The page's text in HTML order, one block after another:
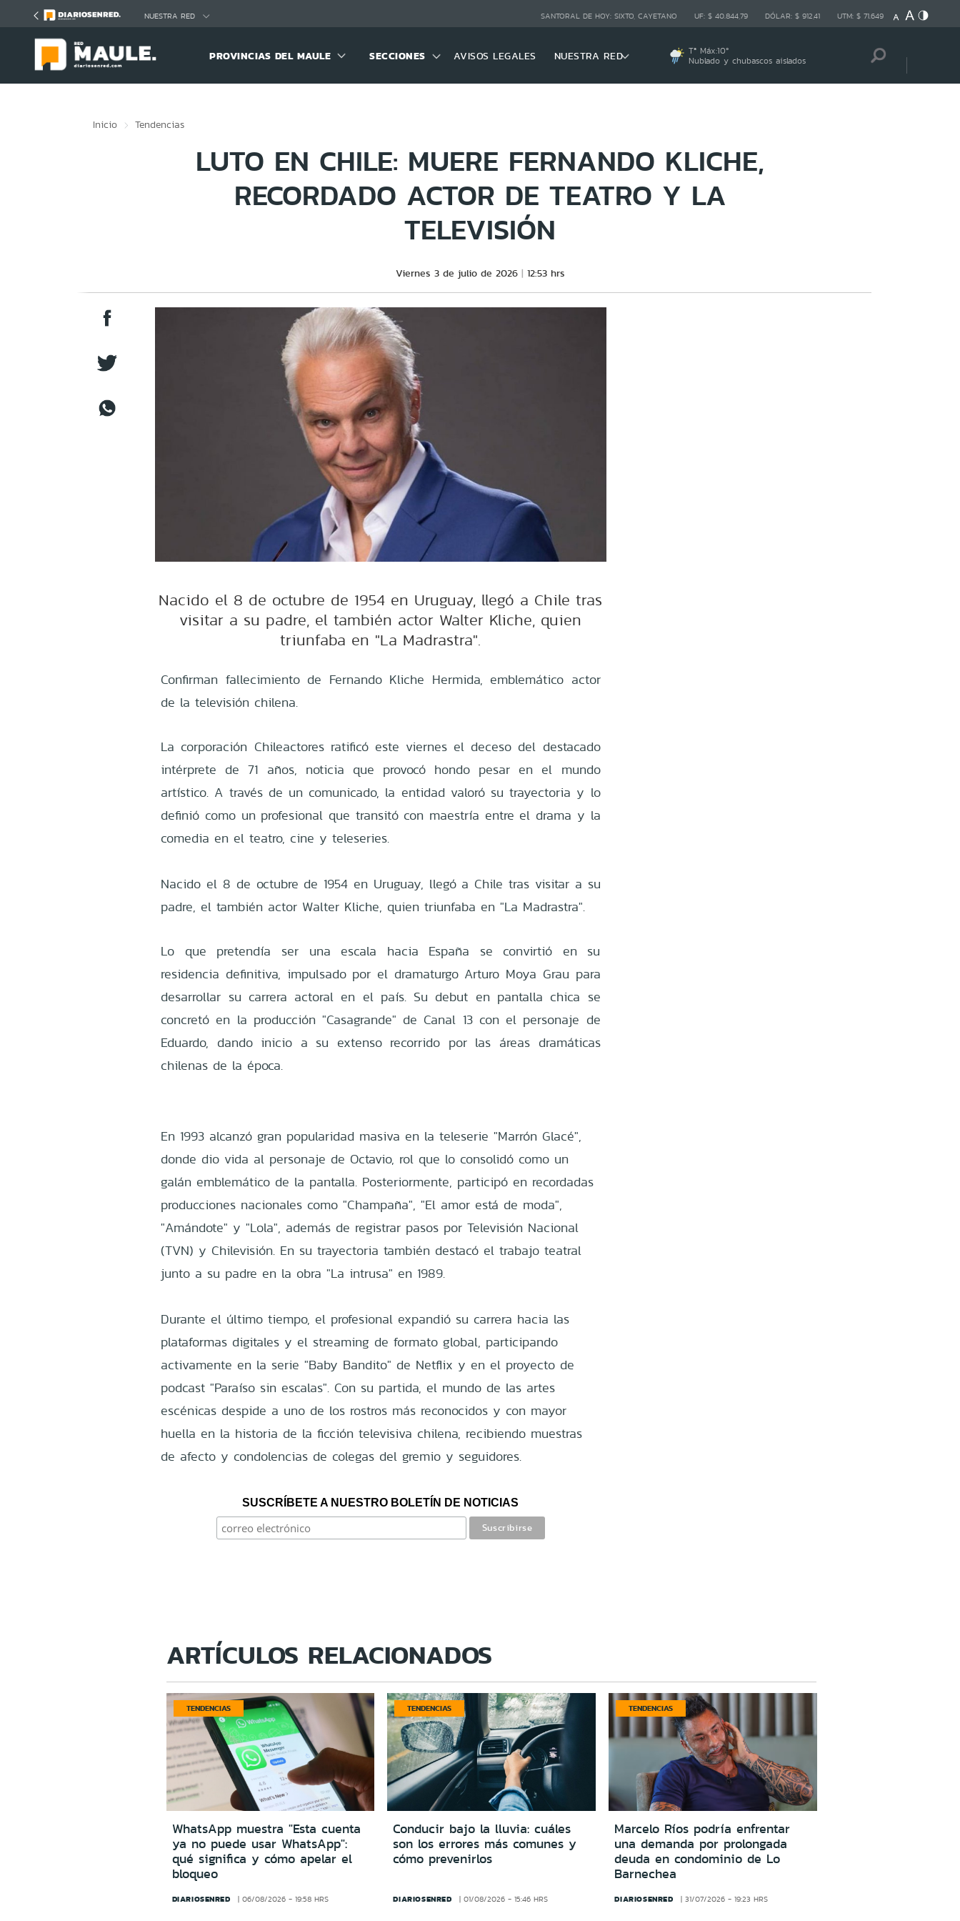
NUESTRA RED SANTORAL DE HOY: SIXTO, CAYETANO UF: $ 40.844,79 DÓLAR: $ 912,41 UTM: $ 71.649
PROVINCIAS DEL MAULE SECCIONES AVISOS LEGALES NUESTRA RED Tª Máx:10º
Nublado y chubascos aislados
Inicio Tendencias
LUTO EN CHILE: MUERE FERNANDO KLICHE,
RECORDADO ACTOR DE TEATRO Y LA
TELEVISIÓN
Viernes 3 de julio de 2026 12:53 hrs
Nacido el 8 de octubre de 1954 en Uruguay, llegó a Chile tras
visitar a su padre, el también actor Walter Kliche, quien
triunfaba en "La Madrastra".
Confirman fallecimiento de Fernando Kliche Hermida, emblemático actor
de la televisión chilena.
La corporación Chileactores ratificó este viernes el deceso del destacado
intérprete de 71 años, noticia que provocó hondo pesar en el mundo
artístico. A través de un comunicado, la entidad valoró su trayectoria y lo
definió como un profesional que transitó con maestría entre el drama y la
comedia en el teatro, cine y teleseries.
Nacido el 8 de octubre de 1954 en Uruguay, llegó a Chile tras visitar a su
padre, el también actor Walter Kliche, quien triunfaba en "La Madrastra".
Lo que pretendía ser una escala hacia España se convirtió en su
residencia definitiva, impulsado por el dramaturgo Arturo Moya Grau para
desarrollar su carrera actoral en el país. Su debut en pantalla chica se
concretó en la producción "Casagrande" de Canal 13 con el personaje de
Eduardo, dando inicio a su extenso recorrido por las áreas dramáticas
chilenas de la época.
En 1993 alcanzó gran popularidad masiva en la teleserie "Marrón Glacé",
donde dio vida al personaje de Octavio, rol que lo consolidó como un
galán emblemático de la pantalla. Posteriormente, participó en recordadas
producciones nacionales como "Champaña", "El amor está de moda",
"Amándote" y "Lola", además de registrar pasos por Televisión Nacional
(TVN) y Chilevisión. En su trayectoria también destacó el trabajo teatral
junto a su padre en la obra "La intrusa" en 1989.
Durante el último tiempo, el profesional expandió su carrera hacia las
plataformas digitales y el streaming de formato global, participando
activamente en la serie "Baby Bandito" de Netflix y en el proyecto de
podcast "Paraíso sin escalas". Con su partida, el mundo de las artes
escénicas despide a uno de los rostros más reconocidos y con mayor
huella en la historia de la ficción televisiva chilena, recibiendo muestras
de afecto y condolencias de colegas del gremio y seguidores.
SUSCRÍBETE A NUESTRO BOLETÍN DE NOTICIAS
ARTÍCULOS RELACIONADOS
TENDENCIAS
WhatsApp muestra "Esta cuenta
ya no puede usar WhatsApp":
qué significa y cómo apelar el
bloqueo
DIARIOSENRED 06/08/2026 - 19:58 HRS
TENDENCIAS
Conducir bajo la lluvia: cuáles
son los errores más comunes y
cómo prevenirlos
DIARIOSENRED 01/08/2026 - 15:46 HRS
TENDENCIAS
Marcelo Ríos podría enfrentar
una demanda por prolongada
deuda en condominio de Lo
Barnechea
DIARIOSENRED 31/07/2026 - 19:23 HRS